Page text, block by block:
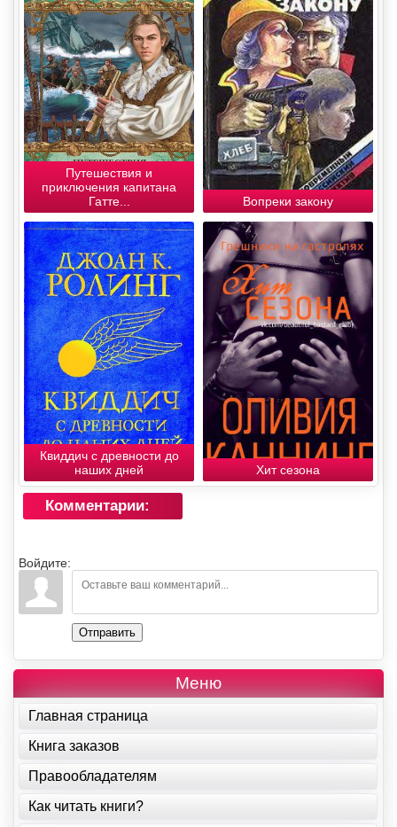
Путешествия и
приключения капитана
Гатте...
Вопреки закону
Квиддич с древности до
наших дней
Хит сезона
Комментарии:
Войдите:
Отправить
Меню
Главная страница
Книга заказов
Правообладателям
Как читать книги?